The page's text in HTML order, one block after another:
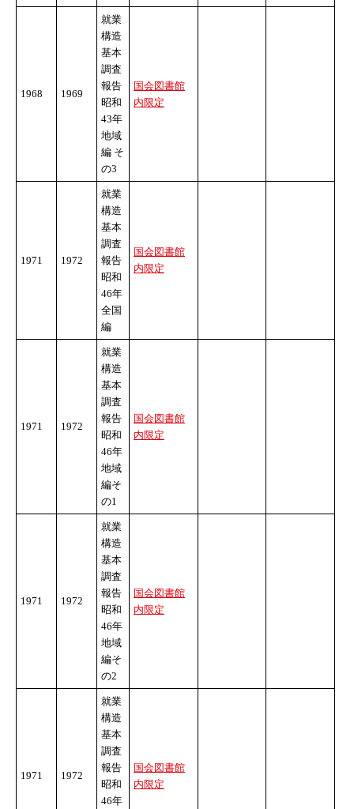
1968 1969
就業
構造
基本
調査
報告
昭和
43年
地域
編 そ
の3
国会図書館
内限定
1971 1972
就業
構造
基本
調査
報告
昭和
46年
全国
編
国会図書館
内限定
1971 1972
就業
構造
基本
調査
報告
昭和
46年
地域
編そ
の1
国会図書館
内限定
1971 1972
就業
構造
基本
調査
報告
昭和
46年
地域
編そ
の2
国会図書館
内限定
1971 1972
就業
構造
基本
調査
報告
昭和
46年
国会図書館
内限定